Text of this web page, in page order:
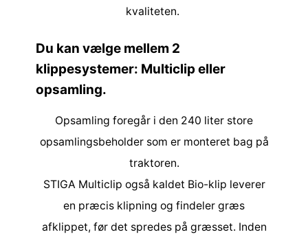
kvaliteten.
Du kan vælge mellem 2
klippesystemer: Multiclip eller
opsamling.
Opsamling foregår i den 240 liter store
opsamlingsbeholder som er monteret bag på
traktoren.
STIGA Multiclip også kaldet Bio-klip leverer
en præcis klipning og findeler græs
afklippet, før det spredes på græsset. Inden